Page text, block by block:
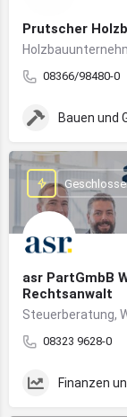
Prutscher
08366/98480-0
Bauen und
asr PartGmbB
Rechtsanwalt
08323 9628-0
Finanzen